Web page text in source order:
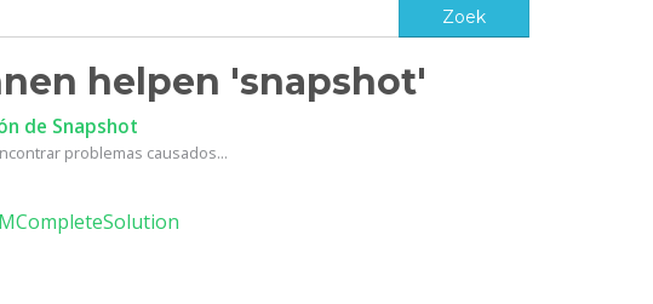
helpen 'snapshot'
de Snapshot
problemas causados...